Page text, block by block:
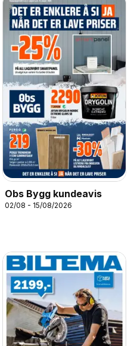
Obs Bygg kundeavis
02/08 - 15/08/2026